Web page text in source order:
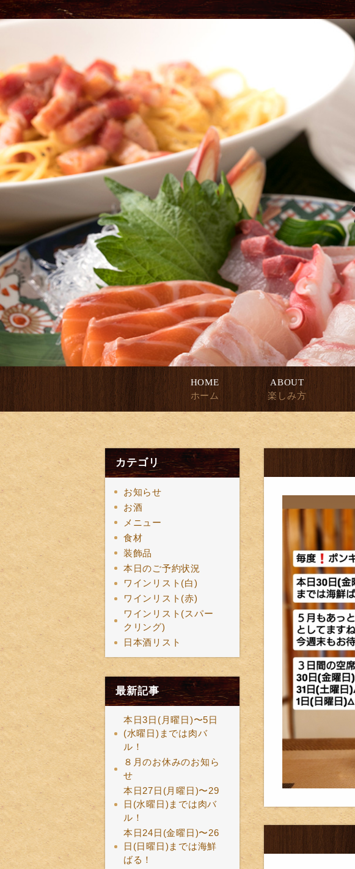
HOME
ホーム
ABOUT
楽しみ方
カテゴリ
お知らせ
お酒
メニュー
食材
装飾品
本日のご予約状況
ワインリスト(白)
ワインリスト(赤)
ワインリスト(スパー
クリング)
日本酒リスト
最新記事
本日3日(月曜日)〜5日
(水曜日)までは肉バ
ル！
８月のお休みのお知ら
せ
本日27日(月曜日)〜29
日(水曜日)までは肉バ
ル！
本日24日(金曜日)〜26
日(日曜日)までは海鮮
ばる！